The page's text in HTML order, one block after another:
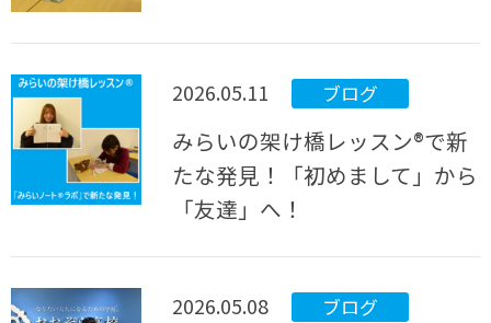
2026.05.11 ブログ
みらいの架け橋レッスン®で新
たな発見！「初めまして」から
「友達」へ！
2026.05.08 ブログ